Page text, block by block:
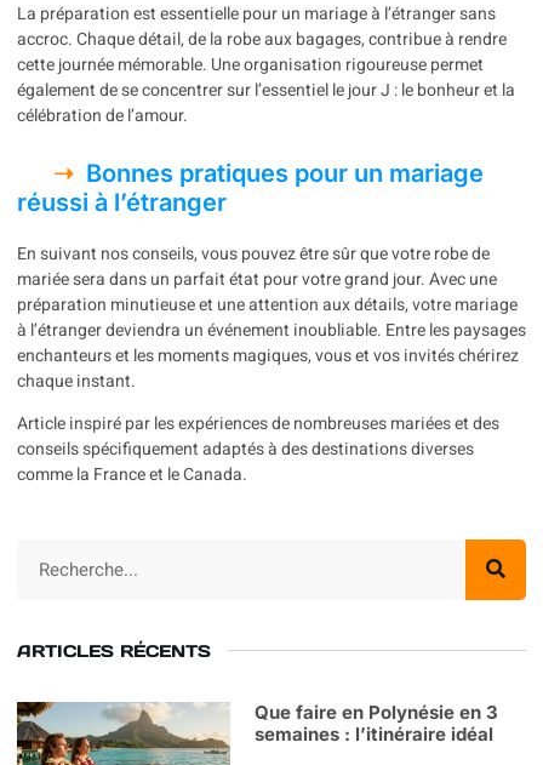
La préparation est essentielle pour un mariage à l’étranger sans
accroc. Chaque détail, de la robe aux bagages, contribue à rendre
cette journée mémorable. Une organisation rigoureuse permet
également de se concentrer sur l’essentiel le jour J : le bonheur et la
célébration de l’amour.
Bonnes pratiques pour un mariage
réussi à l’étranger
En suivant nos conseils, vous pouvez être sûr que votre robe de
mariée sera dans un parfait état pour votre grand jour. Avec une
préparation minutieuse et une attention aux détails, votre mariage
à l’étranger deviendra un événement inoubliable. Entre les paysages
enchanteurs et les moments magiques, vous et vos invités chérirez
chaque instant.
Article inspiré par les expériences de nombreuses mariées et des
conseils spécifiquement adaptés à des destinations diverses
comme la France et le Canada.
ARTICLES RÉCENTS
Que faire en Polynésie en 3
semaines : l’itinéraire idéal